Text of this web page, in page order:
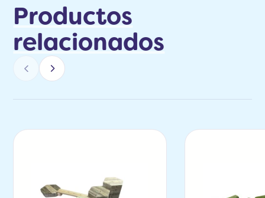
Productos
relacionados